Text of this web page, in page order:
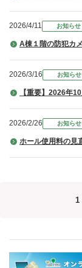
2026/4/11 お知らせ
A棟１階の防犯カ
2026/3/16 お知らせ
【重要】2026年
2026/2/26 お知らせ
ホール使用料の見
1